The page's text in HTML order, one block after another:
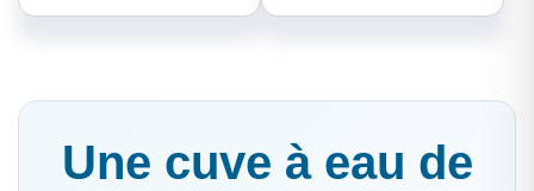
Une cuve à eau de